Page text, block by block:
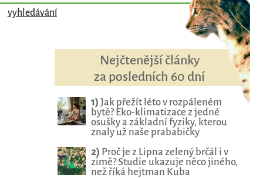
vyhledávání
Nejčtenější články
za posledních 60 dní
1) Jak přežít léto v rozpáleném
bytě? Eko-klimatizace z jedné
osušky a základní fyziky, kterou
znaly už naše prababičky
2) Proč je z Lipna zelený brčál i v
zimě? Studie ukazuje něco jiného,
než říká hejtman Kuba